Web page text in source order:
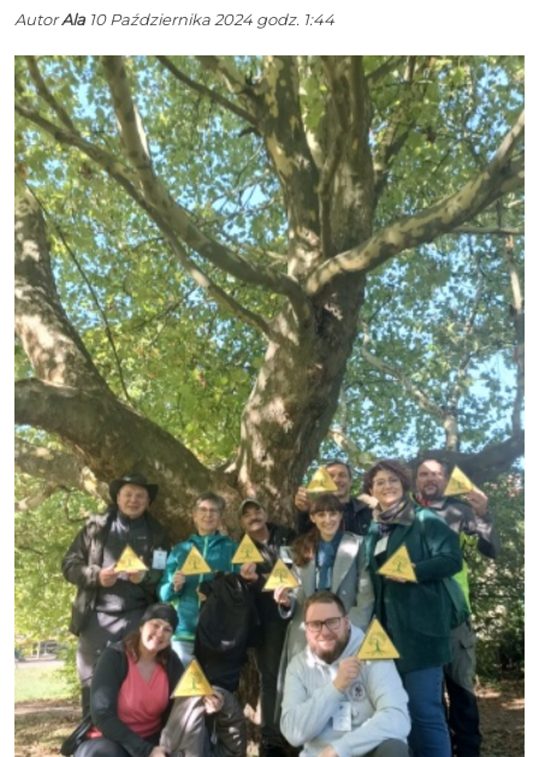
AutorAla10 Października 2024 godz. 1:44